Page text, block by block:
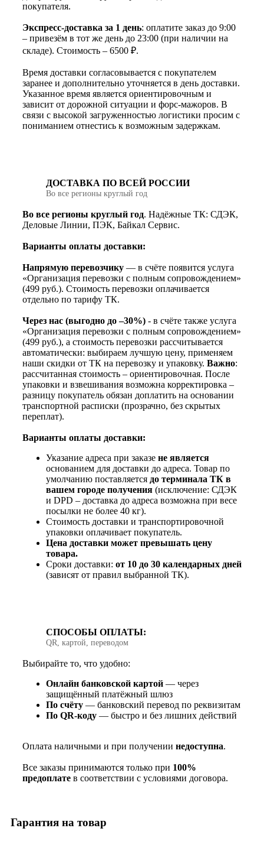
покупателя.
Экспресс-доставка за 1 день: оплатите заказ до 9:00
– привезём в тот же день до 23:00 (при наличии на
складе). Стоимость – 6500 ₽.
Время доставки согласовывается с покупателем
заранее и дополнительно уточняется в день доставки.
Указанное время является ориентировочным и
зависит от дорожной ситуации и форс-мажоров. В
связи с высокой загруженностью логистики просим с
пониманием отнестись к возможным задержкам.
ДОСТАВКА ПО ВСЕЙ РОССИИ
Во все регионы круглый год
Во все регионы круглый год. Надёжные ТК: СДЭК,
Деловые Линии, ПЭК, Байкал Сервис.
Варианты оплаты доставки:
Напрямую перевозчику — в счёте появится услуга
«Организация перевозки с полным сопровождением»
(499 руб.). Стоимость перевозки оплачивается
отдельно по тарифу ТК.
Через нас (выгодно до –30%) - в счёте также услуга
«Организация перевозки с полным сопровождением»
(499 руб.), а стоимость перевозки рассчитывается
автоматически: выбираем лучшую цену, применяем
наши скидки от ТК на перевозку и упаковку. Важно:
рассчитанная стоимость – ориентировочная. После
упаковки и взвешивания возможна корректировка –
разницу покупатель обязан доплатить на основании
транспортной расписки (прозрачно, без скрытых
переплат).
Варианты оплаты доставки:
Указание адреса при заказе не является
основанием для доставки до адреса. Товар по
умолчанию поставляется до терминала ТК в
вашем городе получения (исключение: СДЭК
и DPD – доставка до адреса возможна при весе
посылки не более 40 кг).
Стоимость доставки и транспортировочной
упаковки оплачивает покупатель.
Цена доставки может превышать цену
товара.
Сроки доставки: от 10 до 30 календарных дней
(зависят от правил выбранной ТК).
СПОСОБЫ ОПЛАТЫ:
QR, картой, переводом
Выбирайте то, что удобно:
Онлайн банковской картой — через
защищённый платёжный шлюз
По счёту — банковский перевод по реквизитам
По QR‑коду — быстро и без лишних действий
Оплата наличными и при получении недоступна.
Все заказы принимаются только при 100%
предоплате в соответствии с условиями договора.
Гарантия на товар